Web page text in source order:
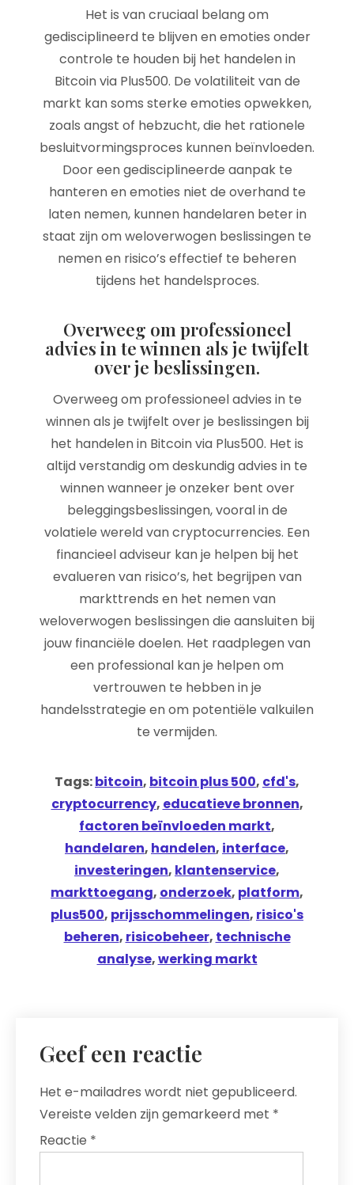
Het is van cruciaal belang om
gedisciplineerd te blijven en emoties onder
controle te houden bij het handelen in
Bitcoin via Plus500. De volatiliteit van de
markt kan soms sterke emoties opwekken,
zoals angst of hebzucht, die het rationele
besluitvormingsproces kunnen beïnvloeden.
Door een gedisciplineerde aanpak te
hanteren en emoties niet de overhand te
laten nemen, kunnen handelaren beter in
staat zijn om weloverwogen beslissingen te
nemen en risico’s effectief te beheren
tijdens het handelsproces.
Overweeg om professioneel
advies in te winnen als je twijfelt
over je beslissingen.
Overweeg om professioneel advies in te
winnen als je twijfelt over je beslissingen bij
het handelen in Bitcoin via Plus500. Het is
altijd verstandig om deskundig advies in te
winnen wanneer je onzeker bent over
beleggingsbeslissingen, vooral in de
volatiele wereld van cryptocurrencies. Een
financieel adviseur kan je helpen bij het
evalueren van risico’s, het begrijpen van
markttrends en het nemen van
weloverwogen beslissingen die aansluiten bij
jouw financiële doelen. Het raadplegen van
een professional kan je helpen om
vertrouwen te hebben in je
handelsstrategie en om potentiële valkuilen
te vermijden.
Tags:bitcoin, bitcoin plus 500, cfd's,
cryptocurrency, educatieve bronnen,
factoren beïnvloeden markt,
handelaren, handelen, interface,
investeringen, klantenservice,
markttoegang, onderzoek, platform,
plus500, prijsschommelingen, risico's
beheren, risicobeheer, technische
analyse,werking markt
Geef een reactie
Het e-mailadres wordt niet gepubliceerd.
Vereiste velden zijn gemarkeerd met *
Reactie *